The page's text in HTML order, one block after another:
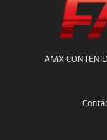
AMX